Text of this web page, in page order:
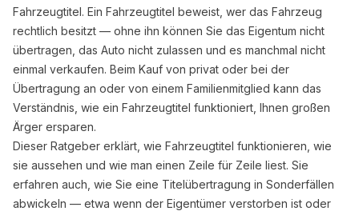
Fahrzeugtitel. Ein Fahrzeugtitel beweist, wer das Fahrzeug
rechtlich besitzt — ohne ihn können Sie das Eigentum nicht
übertragen, das Auto nicht zulassen und es manchmal nicht
einmal verkaufen. Beim Kauf von privat oder bei der
Übertragung an oder von einem Familienmitglied kann das
Verständnis, wie ein Fahrzeugtitel funktioniert, Ihnen großen
Ärger ersparen.
Dieser Ratgeber erklärt, wie Fahrzeugtitel funktionieren, wie
sie aussehen und wie man einen Zeile für Zeile liest. Sie
erfahren auch, wie Sie eine Titelübertragung in Sonderfällen
abwickeln — etwa wenn der Eigentümer verstorben ist oder